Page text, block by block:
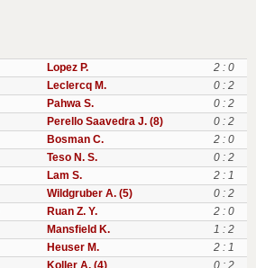
Lopez P.
2 : 0
Leclercq M.
0 : 2
Pahwa S.
0 : 2
Perello Saavedra J. (8)
0 : 2
Bosman C.
2 : 0
Teso N. S.
0 : 2
Lam S.
2 : 1
Wildgruber A. (5)
0 : 2
Ruan Z. Y.
2 : 0
Mansfield K.
1 : 2
Heuser M.
2 : 1
Koller A. (4) 0 : 2